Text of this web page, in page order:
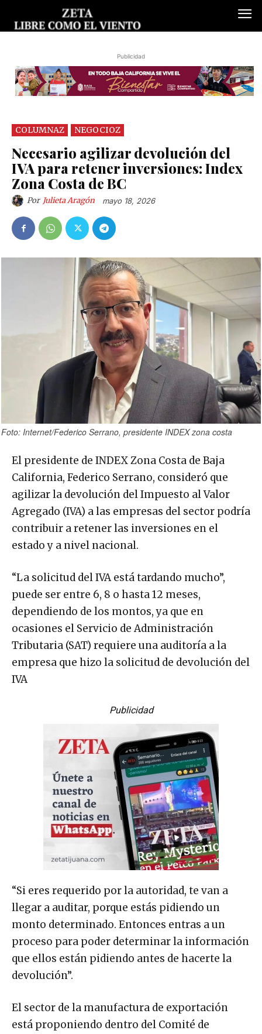
Publicidad
COLUMNAZ NEGOCIOZ
Necesario agilizar devolución del
IVA para retener inversiones: Index
Zona Costa de BC
Por Julieta Aragón mayo 18, 2026
Foto: Internet/Federico Serrano, presidente INDEX zona costa
El presidente de INDEX Zona Costa de Baja
California, Federico Serrano, consideró que
agilizar la devolución del Impuesto al Valor
Agregado (IVA) a las empresas del sector podría
contribuir a retener las inversiones en el
estado y a nivel nacional.
“La solicitud del IVA está tardando mucho”,
puede ser entre 6, 8 o hasta 12 meses,
dependiendo de los montos, ya que en
ocasiones el Servicio de Administración
Tributaria (SAT) requiere una auditoría a la
empresa que hizo la solicitud de devolución del
IVA
Publicidad
“Si eres requerido por la autoridad, te van a
llegar a auditar, porque estás pidiendo un
monto determinado. Entonces entras a un
proceso para poder determinar la información
que ellos están pidiendo antes de hacerte la
devolución”.
El sector de la manufactura de exportación
está proponiendo dentro del Comité de